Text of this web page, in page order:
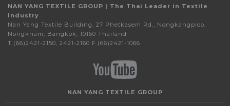
NAN YANG TEXTILE GROUP | The Thai Leader in Textile
Industry
Nan Yang Textile Building, 27 Phetkasem Rd., Nongkangploo,
Nongkham, Bangkok, 10160 Thailand
T.(66)2421-2150, 2421-2160 F.(66)2421-1066
NAN YANG TEXTILE GROUP